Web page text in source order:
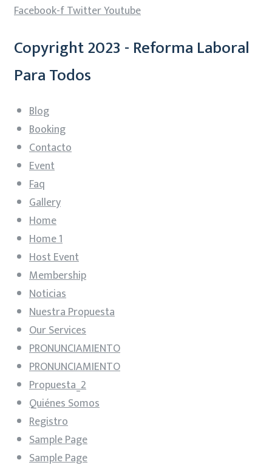
Facebook-fTwitterYoutube
Copyright 2023 - Reforma Laboral
Para Todos
Blog
Booking
Contacto
Event
Faq
Gallery
Home
Home 1
Host Event
Membership
Noticias
Nuestra Propuesta
Our Services
PRONUNCIAMIENTO
PRONUNCIAMIENTO
Propuesta_2
Quiénes Somos
Registro
Sample Page
Sample Page